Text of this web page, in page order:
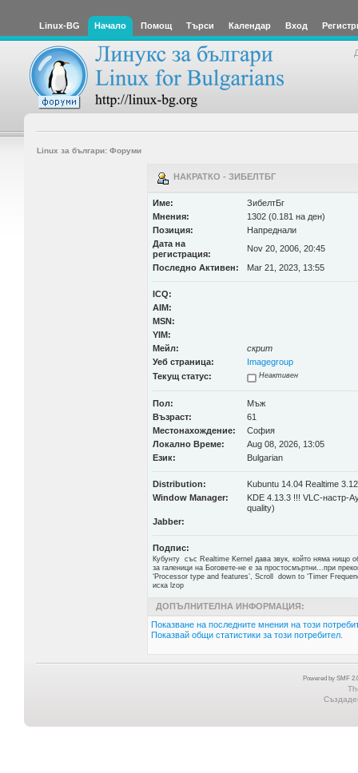
Linux-BG Начало Помощ Търси Календар Вход
Linux за българи: Форуми
НАКРАТКО - ЗИБЕЛТБГ
Име:
ЗибелтБг
Мнения:
1302 (0.181 на ден)
Позиция:
Напреднали
Дата на
регистрация:
Nov 20, 2006, 20:45
Последно Активен:
Mar 21, 2023, 13:55
ICQ:
AIM:
MSN:
YIM:
Мейл:
скрит
Уеб страница:
Imagegroup
Текущ статус:
Неактивен
Пол:
Мъж
Възраст:
61
Местонахождение:
София
Локално Време:
Aug 08, 2026, 13:05
Език:
Bulgarian
Distribution:
Kubuntu 14.04 Realtime
Window Manager:
KDE 4.13.3 !!! VLC-настр-
quality)
Jabber:
Подпис:
Кубунту със Realtime Kernel дава звук, който няма нищо
за галеници на Боговете-не е за простосмъртни...при
‘Processor type and features’, Scroll down to ‘Timer
иска lzop
ДОПЪЛНИТЕЛНА ИНФОРМАЦИЯ:
Показване на последните мнения на този
Показвай общи статистики за този потребител.
Powered by SMF